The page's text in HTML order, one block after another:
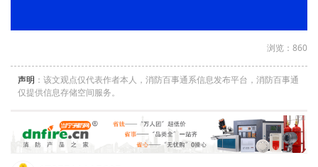
浏览：860
声明 ：该文观点仅代表作者本人，消防百事通系信息发布平台，消防百事通
仅提供信息存储空间服务。